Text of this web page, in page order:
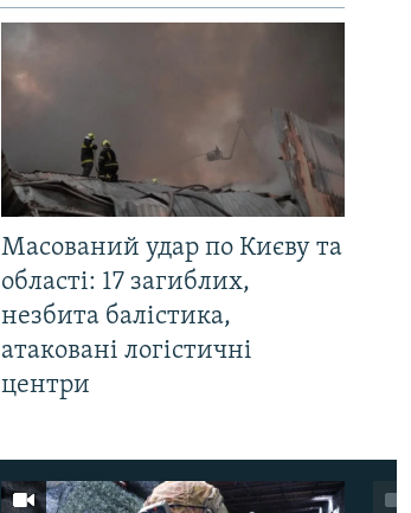
Масований удар по Києву та
області: 17 загиблих,
незбита балістика,
атаковані логістичні
центри